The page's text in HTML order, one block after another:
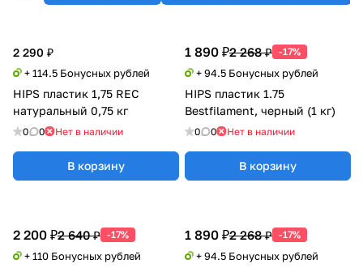
2 290 ₽
+ 114.5 Бонусных рублей
HIPS пластик 1,75 REC
натуральный 0,75 кг
0 0 Нет в наличии
В корзину
1 890 ₽2 268 ₽ -17%
+ 94.5 Бонусных рублей
HIPS пластик 1.75
Bestfilament, черный (1 кг)
0 0 Нет в наличии
В корзину
2 200 ₽2 640 ₽ -17%
+ 110 Бонусных рублей
1 890 ₽2 268 ₽ -17%
+ 94.5 Бонусных рублей